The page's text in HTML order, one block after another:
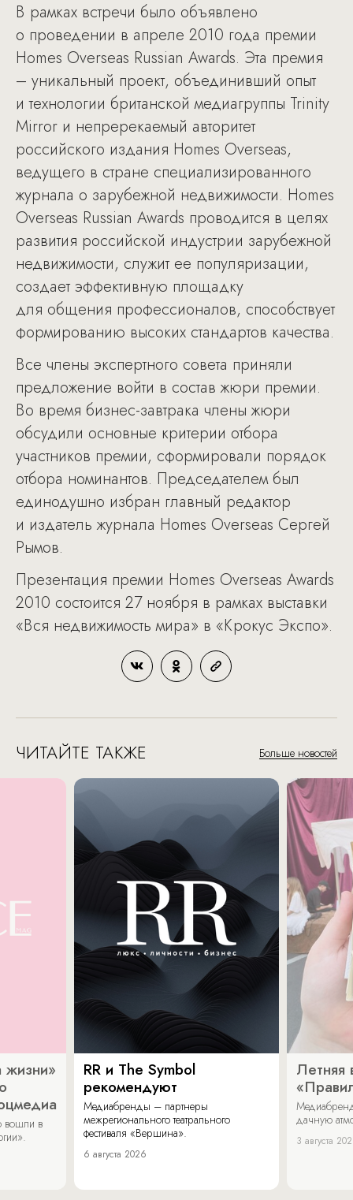
В рамках встречи было объявлено
о проведении в апреле 2010 года премии
Homes Overseas Russian Awards. Эта премия
– уникальный проект, объединивший опыт
и технологии британской медиагруппы Trinity
Mirror и непререкаемый авторитет
российского издания Homes Overseas,
ведущего в стране специализированного
журнала о зарубежной недвижимости. Homes
Overseas Russian Awards проводится в целях
развития российской индустрии зарубежной
недвижимости, служит ее популяризации,
создает эффективную площадку
для общения профессионалов, способствует
формированию высоких стандартов качества.
Все члены экспертного совета приняли
предложение войти в состав жюри премии.
Во время бизнес-завтрака члены жюри
обсудили основные критерии отбора
участников премии, сформировали порядок
отбора номинантов. Председателем был
единодушно избран главный редактор
и издатель журнала Homes Overseas Сергей
Рымов.
Презентация премии Homes Overseas Awards
2010 состоится 27 ноября в рамках выставки
«Вся недвижимость мира» в «Крокус Экспо».
ЧИТАЙТЕ ТАКЖЕ Больше новостей
жизни»
вошли в
RR и The Symbol
рекомендуют
Медиабренды – партнеры
межрегионального театрального
фестиваля «Вершина».
6 августа 2026
Летняя
дачную
3 августа